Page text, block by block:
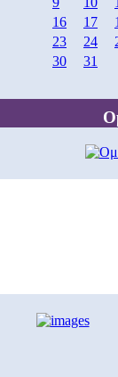
16
17
23
24
30
31